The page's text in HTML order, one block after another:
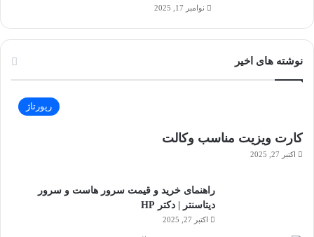
نوامبر 17, 2025
نوشته های اخیر
رپورتاژ
کارت ویزیت مناسب وکالت
اکتبر 27, 2025
راهنمای خرید و قیمت سرور هاست و سرور
دیتاسنتر | دکتر HP
اکتبر 27, 2025